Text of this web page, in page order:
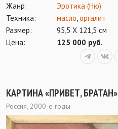
Жанр:
Эротика (Ню)
Техника:
масло,оргалит
Размер:
95,5 Х 121,5 см
Цена:
125 000 руб.
КАРТИНА «ПРИВЕТ, БРАТАН»
Россия, 2000-е годы